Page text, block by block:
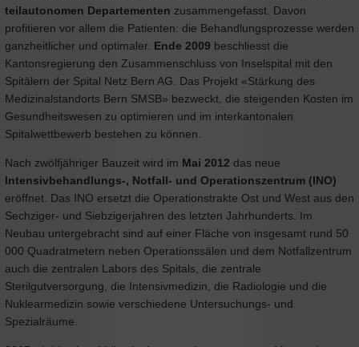
teilautonomen Departementen zusammengefasst. Davon
profitieren vor allem die Patienten: die Behandlungsprozesse werden
ganzheitlicher und optimaler. Ende 2009 beschliesst die
Kantonsregierung den Zusammenschluss von Inselspital mit den
Spitälern der Spital Netz Bern AG. Das Projekt «Stärkung des
Medizinalstandorts Bern SMSB» bezweckt, die steigenden Kosten im
Gesundheitswesen zu optimieren und im interkantonalen
Spitalwettbewerb bestehen zu können.
Nach zwölfjähriger Bauzeit wird im Mai 2012 das neue
Intensivbehandlungs-, Notfall- und Operationszentrum (INO)
eröffnet. Das INO ersetzt die Operationstrakte Ost und West aus den
Sechziger- und Siebzigerjahren des letzten Jahrhunderts. Im
Neubau untergebracht sind auf einer Fläche von insgesamt rund 50
000 Quadratmetern neben Operationssälen und dem Notfallzentrum
auch die zentralen Labors des Spitals, die zentrale
Sterilgutversorgung, die Intensivmedizin, die Radiologie und die
Nuklearmedizin sowie verschiedene Untersuchungs- und
Spezialräume.